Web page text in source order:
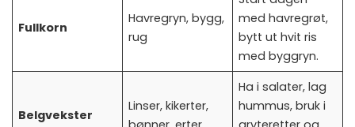
Fullkorn
Havregryn, bygg,
rug
med havregrøt,
bytt ut hvit ris
med byggryn.
Belgvekster
Linser, kikerter,
Ha i salater, lag
hummus, bruk i